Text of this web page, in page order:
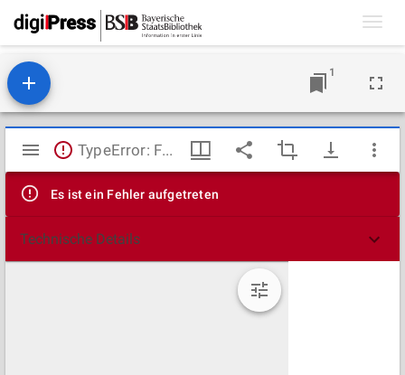
1
Mirador
Viewer
TypeError: Failed to fetch
Es ist ein Fehler aufgetreten
Technische Details